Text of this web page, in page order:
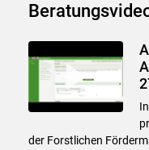
der Forstlichen